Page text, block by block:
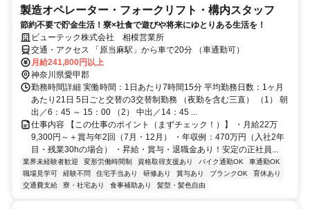
製造オペレーター・フォークリフト・構内スタッフ
節約不要で貯金生活！寮×社食で遊びや将来にゆとりある生活を！
ビューテック株式会社 相模営業所
交通・アクセス 「原当麻駅」から車で20分 （車通勤可）
月給241,800円以上
神奈川県愛甲郡
勤務時間詳細 実働時間：1日あたり7時間15分 平均勤務日数：1ヶ月
あたり21日 5日ごと交替の3交替制勤務 （夜勤を含む三直） （1） 朝
出／6：45 ～ 15：00 （2） 中出／14：45 ...
仕事内容 【この仕事のポイント（まずチェック！）】 ・月給22万
9,300円～＋賞与年2回（7月・12月） ・年収例：470万円（入社2年
目・残業30hの場合） ・昇給・賞与・退職金あり！安定の正社員...
業界未経験者歓迎 変形労働時間制 資格取得支援あり バイク通勤OK
車通勤OK
職場見学可
経験不問 住宅手当あり 研修あり 賞与あり ブランクOK
育休あり
交通費支給
寮・社宅あり 食事補助あり 髪型・髪色自由